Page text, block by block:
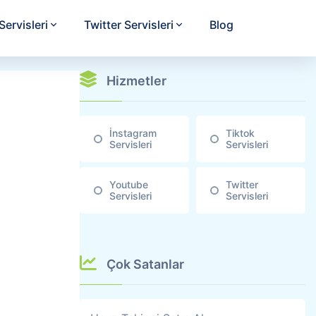
Twitter Servisleri Blog
Hizmetler
İnstagram
Servisleri
Tiktok
Servisleri
Youtube
Servisleri
Twitter
Servisleri
Çok Satanlar